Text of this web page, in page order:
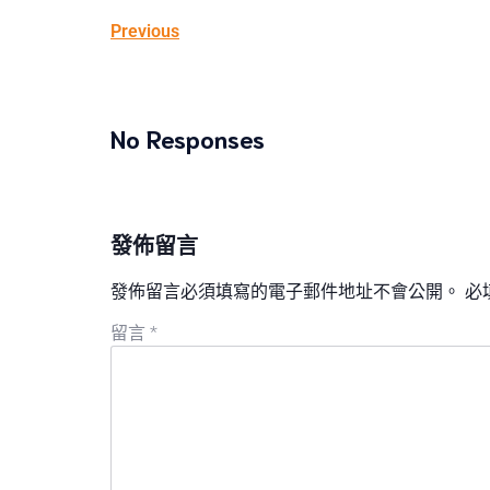
Previous
No Responses
發佈留言
發佈留言必須填寫的電子郵件地址不會公開。 必
留言 *